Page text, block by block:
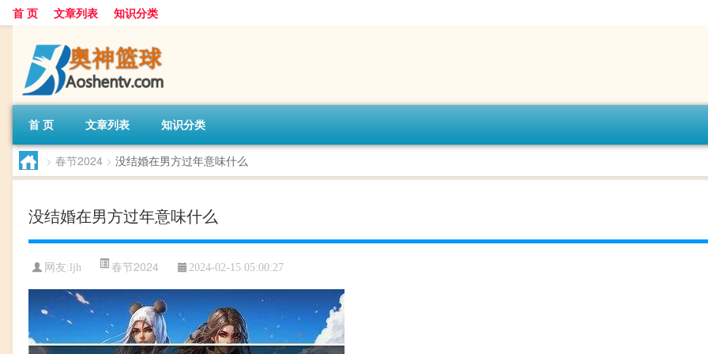
首 页 文章列表 知识分类
首 页 文章列表 知识分类
> 春节2024 > 没结婚在男方过年意味什么
没结婚在男方过年意味什么
网友:ljh 春节2024 2024-02-15 05:00:27